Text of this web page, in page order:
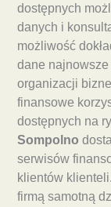
dostępnych
danych i
możliwość
dane
organizacji
finansowe
dostępnych na
Sompolno
serwisów
klientów
firmą samotną